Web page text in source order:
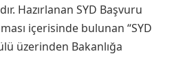
Hazırlanan SYD Başvuru
içerisinde bulunan “SYD
üzerinden Bakanlığa